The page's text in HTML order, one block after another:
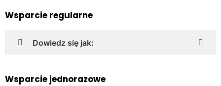
Wsparcie regularne
Dowiedz się jak:
Wsparcie jednorazowe